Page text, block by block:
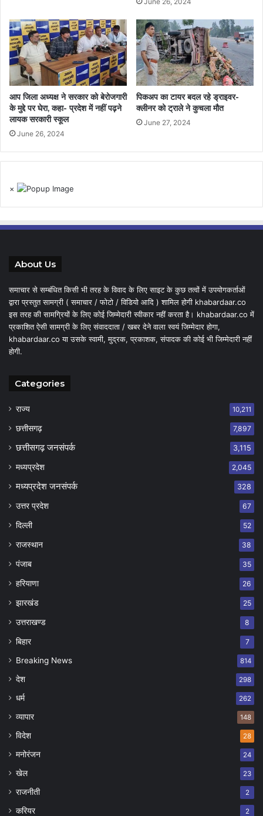
आप जिला अध्यक्ष ने सरकार को बेरोजगारी
के मुद्दे पर घेरा, कहा- प्रदेश में नहीं पढ़ने
लायक सरकारी स्कूल
June 26, 2024
पिकअप का टायर बदल रहे ड्राइवर-
क्लीनर को ट्राले ने कुचला मौत
June 27, 2024
×
About Us
समाचार से सम्बंधित किसी भी तरह के विवाद के लिए साइट के कुछ तत्वों में उपयोगकर्ताओं
द्वारा प्रस्तुत सामग्री ( समाचार / फोटो / विडियो आदि ) शामिल होगी khabardaar.co
इस तरह की सामग्रियों के लिए कोई जिम्मेदारी स्वीकार नहीं करता है। khabardaar.co में
प्रकाशित ऐसी सामग्री के लिए संवाददाता / खबर देने वाला स्वयं जिम्मेदार होगा,
khabardaar.co या उसके स्वामी, मुद्रक, प्रकाशक, संपादक की कोई भी जिम्मेदारी नहीं
होगी.
Categories
राज्य 10,211
छत्तीसगढ़ 7,897
छत्तीसगढ़ जनसंपर्क 3,115
मध्यप्रदेश 2,045
मध्यप्रदेश जनसंपर्क 328
उत्तर प्रदेश 67
दिल्ली 52
राजस्थान 38
पंजाब 35
हरियाणा 26
झारखंड 25
उत्तराखण्ड 8
बिहार 7
Breaking News 814
देश 298
धर्म 262
व्यापार 148
विदेश 28
मनोरंजन 24
खेल 23
राजनीती 2
करियर 2